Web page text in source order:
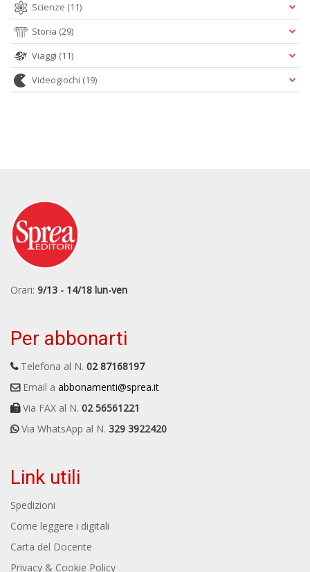
Scienze (11)
Storia (29)
Viaggi (11)
Videogiochi (19)
Orari: 9/13 - 14/18 lun-ven
Per abbonarti
Telefona al N. 02 87168197
Email a abbonamenti@sprea.it
Via FAX al N. 02 56561221
Via WhatsApp al N. 329 3922420
Link utili
Spedizioni
Come leggere i digitali
Carta del Docente
Privacy & Cookie Policy